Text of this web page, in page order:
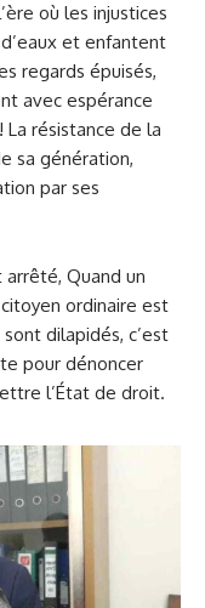
où les injustices
et enfantent
regards épuisés,
avec espérance
résistance de la
sa génération,
par ses
Quand un
ordinaire est
dilapidés, c’est
pour dénoncer
l’État de droit.